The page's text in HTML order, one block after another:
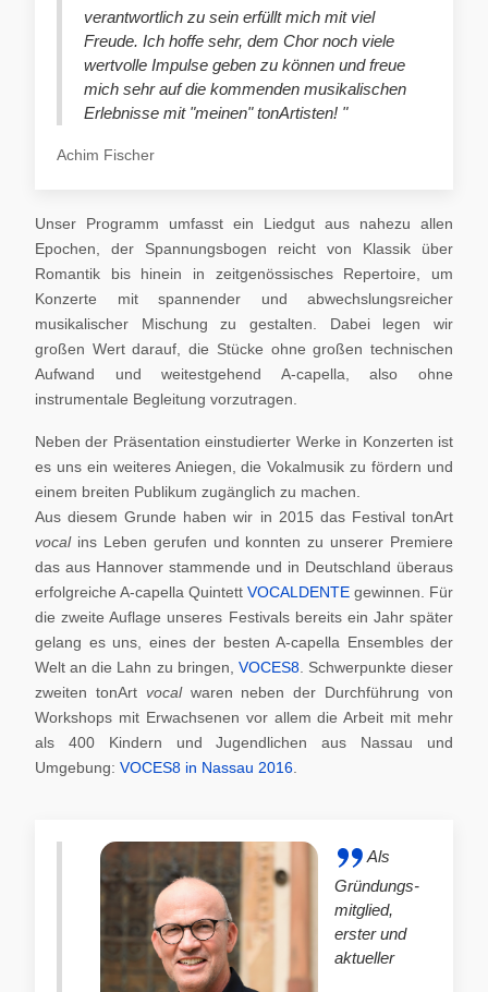
verantwortlich zu sein erfüllt mich mit viel
Freude. Ich hoffe sehr, dem Chor noch viele
wertvolle Impulse geben zu können und freue
mich sehr auf die kommenden musikalischen
Erlebnisse mit "meinen" tonArtisten! "
Achim Fischer
Unser Programm umfasst ein Liedgut aus nahezu allen
Epochen, der Spannungsbogen reicht von Klassik über
Romantik bis hinein in zeitgenössisches Repertoire, um
Konzerte mit spannender und abwechslungsreicher
musikalischer Mischung zu gestalten. Dabei legen wir
großen Wert darauf, die Stücke ohne großen technischen
Aufwand und weitestgehend A-capella, also ohne
instrumentale Begleitung vorzutragen.
Neben der Präsentation einstudierter Werke in Konzerten ist
es uns ein weiteres Aniegen, die Vokalmusik zu fördern und
einem breiten Publikum zugänglich zu machen.
Aus diesem Grunde haben wir in 2015 das Festival tonArt
vocal ins Leben gerufen und konnten zu unserer Premiere
das aus Hannover stammende und in Deutschland überaus
erfolgreiche A-capella Quintett VOCALDENTE gewinnen. Für
die zweite Auflage unseres Festivals bereits ein Jahr später
gelang es uns, eines der besten A-capella Ensembles der
Welt an die Lahn zu bringen, VOCES8. Schwerpunkte dieser
zweiten tonArt vocalwaren neben der Durchführung von
Workshops mit Erwachsenen vor allem die Arbeit mit mehr
als 400 Kindern und Jugendlichen aus Nassau und
Umgebung: VOCES8 in Nassau 2016
Als
Gründungs-
mitglied,
erster und
aktueller